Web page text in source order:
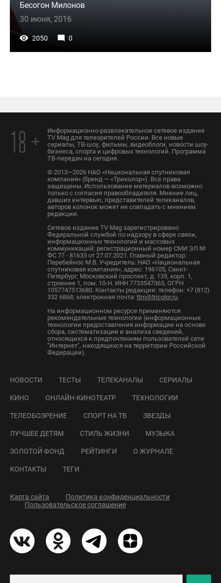
Бесогон Милонов
30 июня, 2016
2050 0
18 +
Информационно-развлекательное сетевое издание
TV Mag для телезрителей России. Все новые
сериалы, ТВ-шоу, фильмы, видеоблоги, новости шоу-
бизнеса, спорта и цифровых технологий. Программа
ТВ-передач на сегодня.
© 2013—2026 НАО «Национальная спутниковая
компания» (бренд — «Триколор»). Все права
защищены. Использование материалов возможно
только с согласия правообладателя. Мнение лиц,
давших интервью, представителей телеканалов,
авторов колонок может не совпадать с мнением
редакции.
Сетевое издание TV Mag зарегистрировано
Федеральной службой по надзору в сфере связи,
информационных технологий и массовых
коммуникаций; регистрационный номер СМИ ЭЛ №
ФС 77 - 81633 от 27.07.2021. Главный редактор:
Перебейнос М.В. Учредитель: НАО «Национальная
спутниковая компания», адрес: 196105, Санкт-
Петербург, Московский проспект, д. 139, корп. 1,
строение 1, пом. 10-Н. ИНН 7733547365, ОГРН
1057747513680. Контакты редакции: телефон: +7 (812)
332 6868; электронная почта: ttm@tricolor.ru.
На информационном ресурсе применяются
рекомендательные технологии (информационные
технологии предоставления информации на основе
сбора, систематизации и анализа сведений,
относящихся к предпочтениям пользователей сети
"Интернет", находящихся на территории Российской
Федерации).
НОВОСТИ ТЕСТЫ ТЕЛЕКАНАЛЫ СЕРИАЛЫ
КИНО ОНЛАЙН-КИНОТЕАТР ТЕХНОЛОГИИ
ТЕЛЕОБОЗРЕНИЕ СПОРТ НА ТВ ЗВЕЗДЫ
ЛУЧШЕЕ ДЕТЯМ СТИЛЬ ЖИЗНИ МУЗЫКА
ЗОЛОТОЙ ФОНД РЕЙТИНГИ О ЖУРНАЛЕ
КОНТАКТЫ ТЕГИ
Карта сайта
Политика конфиденциальности
Пользовательское соглашение